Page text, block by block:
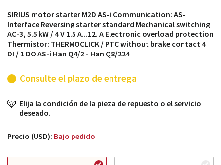
SIRIUS motor starter M2D AS-i Communication: AS-
Interface Reversing starter standard Mechanical switching
AC-3, 5.5 kW / 4 V 1.5 A...12. A Electronic overload protection
Thermistor: THERMOCLICK / PTC without brake contact 4
DI / 1 DO AS-i Han Q4/2 - Han Q8/224
Consulte el plazo de entrega
Elija la condición de la pieza de repuesto o el servicio
deseado.
Precio (USD): Bajo pedido